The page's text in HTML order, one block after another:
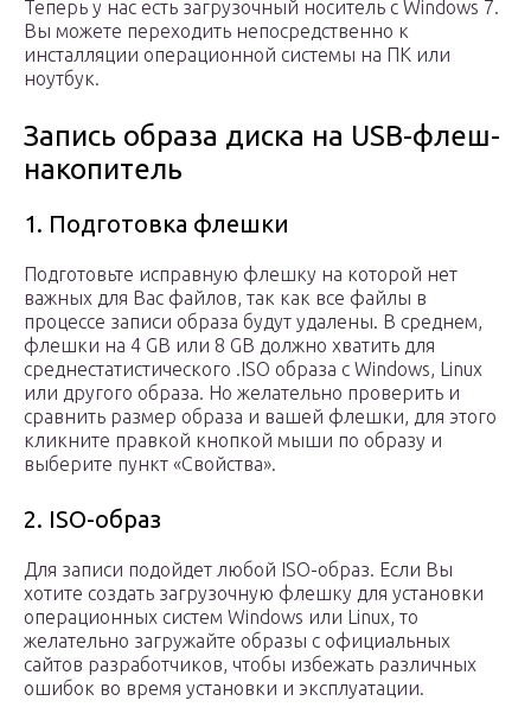
Теперь у нас есть загрузочный носитель с Windows 7.
Вы можете переходить непосредственно к
инсталляции операционной системы на ПК или
ноутбук.
Запись образа диска на USB-флеш-
накопитель
1. Подготовка флешки
Подготовьте исправную флешку на которой нет
важных для Вас файлов, так как все файлы в
процессе записи образа будут удалены. В среднем,
флешки на 4 GB или 8 GB должно хватить для
среднестатистического .ISO образа с Windows, Linux
или другого образа. Но желательно проверить и
сравнить размер образа и вашей флешки, для этого
кликните правкой кнопкой мыши по образу и
выберите пункт «Свойства».
2. ISO-образ
Для записи подойдет любой ISO-образ. Если Вы
хотите создать загрузочную флешку для установки
операционных систем Windows или Linux, то
желательно загружайте образы с официальных
сайтов разработчиков, чтобы избежать различных
ошибок во время установки и эксплуатации.